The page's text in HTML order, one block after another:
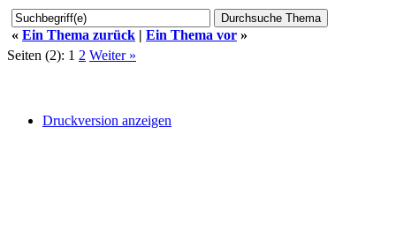
« Ein Thema zurück | Ein Thema vor »
Seiten (2): 1 2 Weiter »
Druckversion anzeigen